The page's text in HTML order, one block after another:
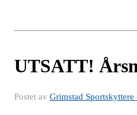
UTSATT!
Postet av Grimstad Sportskyttere